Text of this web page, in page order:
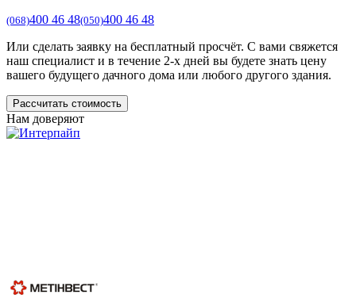
(068)400 46 48(050)400 46 48
Или сделать заявку на бесплатный просчёт. С вами свяжется
наш специалист и в течение 2-х дней вы будете знать цену
вашего будущего дачного дома или любого другого здания.
Рассчитать стоимость
Нам доверяют